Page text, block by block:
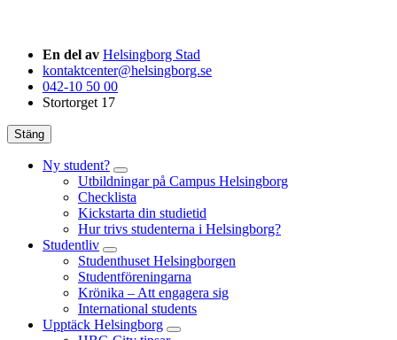
En del av Helsingborg Stad
kontaktcenter@helsingborg.se
042-10 50 00
Stortorget 17
Stäng
Ny student?
Utbildningar på Campus Helsingborg
Checklista
Kickstarta din studietid
Hur trivs studenterna i Helsingborg?
Studentliv
Studenthuset Helsingborgen
Studentföreningarna
Krönika – Att engagera sig
International students
Upptäck Helsingborg